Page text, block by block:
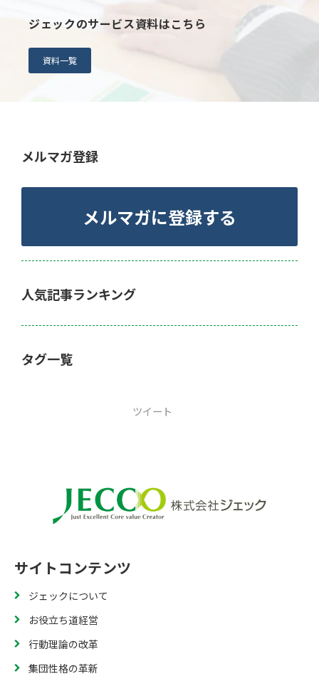
ジェックのサービス資料はこちら
資料一覧
メルマガ登録
メルマガに登録する
人気記事ランキング
タグ一覧
ツイート
サイトコンテンツ
ジェックについて
お役立ち道経営
行動理論の改革
集団性格の革新